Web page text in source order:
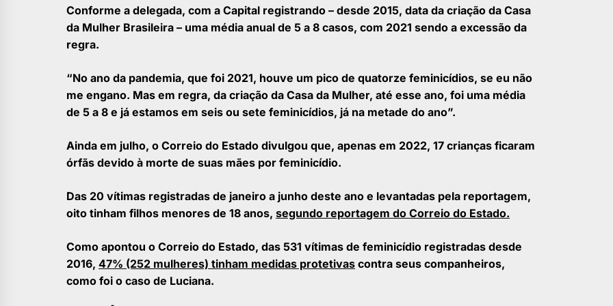
Conforme a delegada, com a Capital registrando – desde 2015, data da criação da Casa
da Mulher Brasileira – uma média anual de 5 a 8 casos, com 2021 sendo a excessão da
regra.
“No ano da pandemia, que foi 2021, houve um pico de quatorze feminicídios, se eu não
me engano. Mas em regra, da criação da Casa da Mulher, até esse ano, foi uma média
de 5 a 8 e já estamos em seis ou sete feminicídios, já na metade do ano”.
Ainda em julho, o Correio do Estado divulgou que, apenas em 2022, 17 crianças ficaram
órfãs devido à morte de suas mães por feminicídio.
Das 20 vítimas registradas de janeiro a junho deste ano e levantadas pela reportagem,
oito tinham filhos menores de 18 anos, segundo reportagem do Correio do Estado.
Como apontou o Correio do Estado, das 531 vítimas de feminicídio registradas desde
2016, 47% (252 mulheres) tinham medidas protetivas contra seus companheiros,
como foi o caso de Luciana.